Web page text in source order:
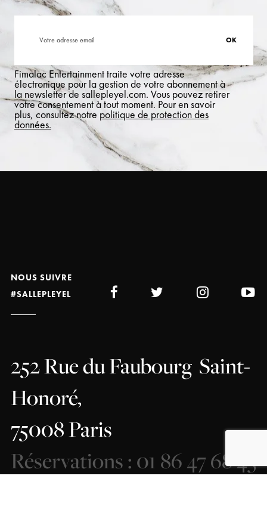
Fimalac Entertainment traite votre adresse
électronique pour la gestion de votre abonnement à
la newsletter de sallepleyel.com. Vous pouvez retirer
votre consentement à tout moment. Pour en savoir
plus, consultez notre politique de protection des
données.
NOUS SUIVRE
#SALLEPLEYEL
252 Rue du Faubourg Saint-
Honoré,
75008 Paris
Réservations : 01 86 47 68 43